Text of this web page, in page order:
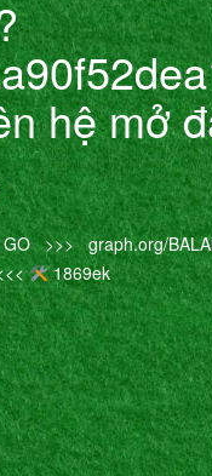
hệ mở
graph.org/
1869ek